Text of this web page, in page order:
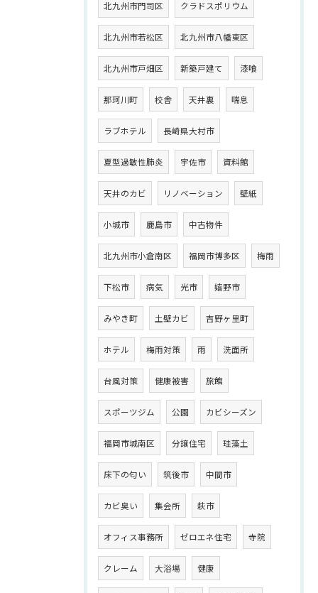
北九州市門司区 クラドスポリウム
北九州市若松区 北九州市八幡東区
北九州市戸畑区 新築戸建て 漆喰
那珂川町 校舎 天井裏 喘息
ラブホテル 長崎県大村市
夏型過敏性肺炎 宇佐市 資料館
天井のカビ リノベーション 壁紙
小城市 鹿島市 中古物件
北九州市小倉南区 福岡市博多区 梅雨
下松市 病気 光市 嬉野市
みやき町 土壁カビ 吉野ヶ里町
ホテル 梅雨対策 雨 洗面所
台風対策 健康被害 旅館
スポーツジム 公園 カビシーズン
福岡市城南区 分譲住宅 珪藻土
床下の匂い 筑後市 中間市
カビ臭い 集会所 萩市
オフィス事務所 ゼロエネ住宅 寺院
クレーム 大浴場 健康